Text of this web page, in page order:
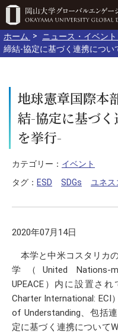
ホーム ニュース・イベント
締結-協定に基づく連携につい
地球憲章国際本
結-協定に基づ
を挙行-
カテゴリー： イベント
タグ： ESD SDGs ユネス
2020年07月14日
本学と中米コスタリカ
学（United Nations-
UPEACE）内に設置さ
Charter International: ECI
of Understanding、包括
定に基づく連携について